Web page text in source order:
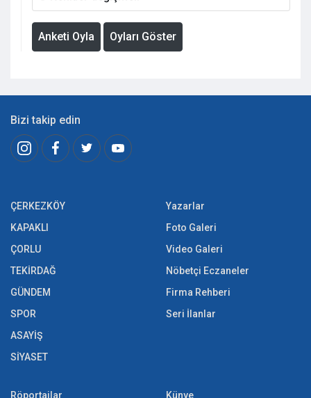
Anketi Oyla Oyları Göster
Bizi takip edin
ÇERKEZKÖY
KAPAKLI
ÇORLU
TEKİRDAĞ
GÜNDEM
SPOR
ASAYİŞ
SİYASET
Yazarlar
Foto Galeri
Video Galeri
Nöbetçi Eczaneler
Firma Rehberi
Seri İlanlar
Röportajlar
Künye